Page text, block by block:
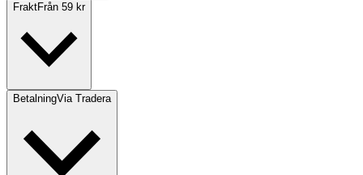
FraktFrån 59 kr
BetalningVia Tradera